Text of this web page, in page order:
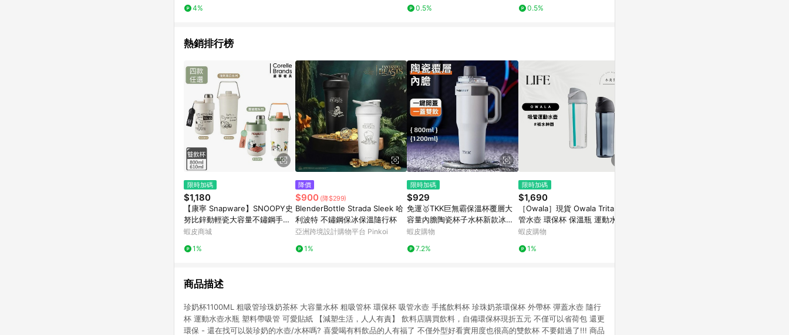
4%
0.5%
0.5%
熱銷排行榜
限時加碼
$1,180
【康寧 Snapware】SNOOPY史
努比鋅動輕瓷大容量不鏽鋼手提
保溫杯/雙飲杯800ml/610ml
蝦皮商城
1%
降價
$900 (降$299)
BlenderBottle Strada Sleek 哈
利波特 不鏽鋼保冰保溫隨行杯
亞洲跨境設計購物平台 Pinkoi
1%
限時加碼
$929
免運🥇TKK巨無霸保溫杯覆層大
容量內膽陶瓷杯子水杯新款冰霸
杯吸管大容量陶瓷保溫瓶 冰霸杯
料杯
蝦皮購物
7.2%
限時加碼
$1,690
［Owala］現貨 Owala Tritan 吸
管水壺 環保杯 保溫瓶 運動水壺
隨行杯
蝦皮購物
1%
商品描述
珍奶杯1100ML 粗吸管珍珠奶茶杯 大容量水杯 粗吸管杯 環保杯 吸管水壺 手搖飲料杯 珍珠奶茶環保杯 外帶杯 彈蓋水壺 隨行
杯 運動水壺水瓶 塑料帶吸管 可愛貼紙 【減塑生活，人人有責】 飲料店購買飲料，自備環保杯現折五元 不僅可以省荷包 還更
環保 - 還在找可以裝珍奶的水壺/水杯嗎? 喜愛喝有料飲品的人有福了 不僅外型好看實用度也很高的雙飲杯 不要錯過了!!! 商品